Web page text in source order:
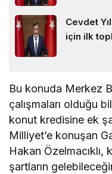
Cevdet
için ilk
Bu konuda Merkez
çalışmaları olduğu
konut kredisine ek
Milliyet’e konuşan
Hakan
şartların